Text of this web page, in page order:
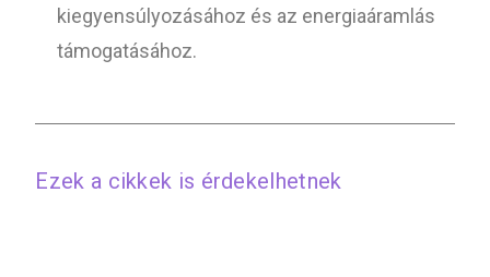
kiegyensúlyozásához és az energiaáramlás
támogatásához.
Ezek a cikkek is érdekelhetnek